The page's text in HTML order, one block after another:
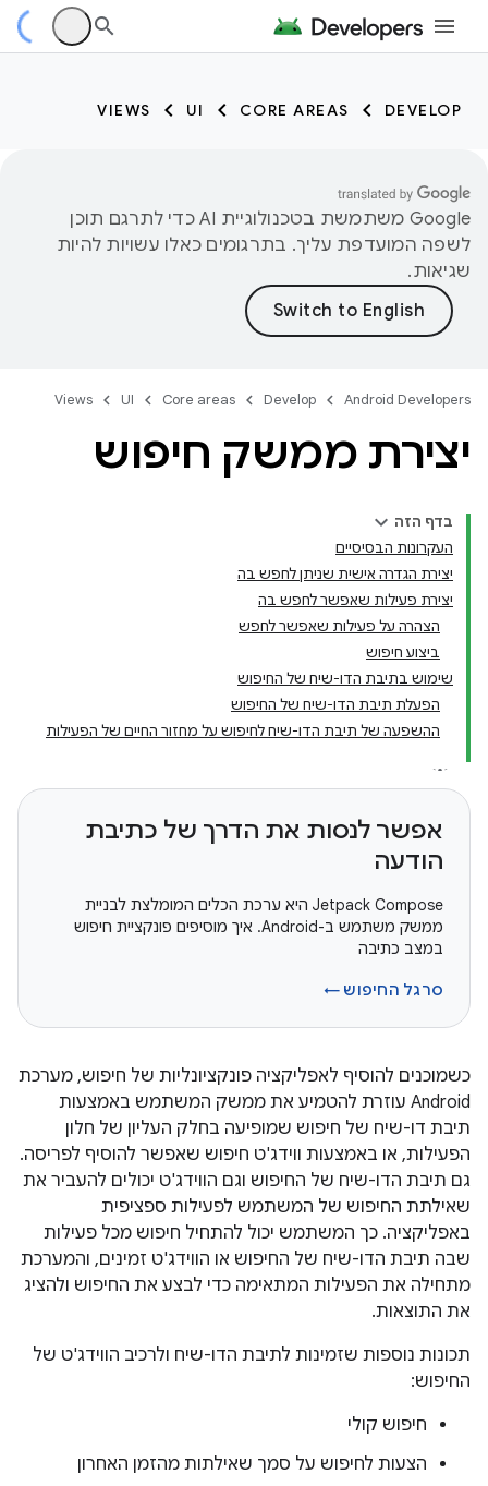
DEVELOP
CORE AREAS
UI
VIEWS
‫Google משתמשת בטכנולוגיית AI כדי לתרגם תוכן
לשפה המועדפת עליך. בתרגומים כאלו עשויות להיות
שגיאות.
Android Developers
Develop
Core areas
UI
Views
יצירת ממשק חיפוש
בדף הזה
העקרונות הבסיסיים
יצירת הגדרה אישית שניתן לחפש בה
יצירת פעילות שאפשר לחפש בה
הצהרה על פעילות שאפשר לחפש
ביצוע חיפוש
שימוש בתיבת הדו-שיח של החיפוש
הפעלת תיבת הדו-שיח של החיפוש
ההשפעה של תיבת הדו-שיח לחיפוש על מחזור החיים של הפעילות
אפשר לנסות את הדרך של כתיבת
הודעה
‫Jetpack Compose היא ערכת הכלים המומלצת לבניית
ממשק משתמש ב-Android. איך מוסיפים פונקציית חיפוש
במצב כתיבה
סרגל החיפוש ←
כשמוכנים להוסיף לאפליקציה פונקציונליות של חיפוש, מערכת
Android עוזרת להטמיע את ממשק המשתמש באמצעות
תיבת דו-שיח של חיפוש שמופיעה בחלק העליון של חלון
הפעילות, או באמצעות ווידג'ט חיפוש שאפשר להוסיף לפריסה.
גם תיבת הדו-שיח של החיפוש וגם הווידג'ט יכולים להעביר את
שאילתת החיפוש של המשתמש לפעילות ספציפית
באפליקציה. כך המשתמש יכול להתחיל חיפוש מכל פעילות
שבה תיבת הדו-שיח של החיפוש או הווידג'ט זמינים, והמערכת
מתחילה את הפעילות המתאימה כדי לבצע את החיפוש ולהציג
את התוצאות.
תכונות נוספות שזמינות לתיבת הדו-שיח ולרכיב הווידג'ט של
החיפוש:
חיפוש קולי
הצעות לחיפוש על סמך שאילתות מהזמן האחרון